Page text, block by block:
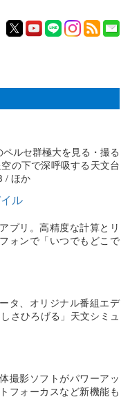
ペルセ群極大を見る・撮る
の下で深呼吸する天文台
/ ほか
ル
プリ。高精度な計算とリ
ォンで「いつでもどこで
タ、オリジナル番組エデ
さひろげる」天文シミュ
撮影ソフトがパワーアッ
フォーカスなど新機能も